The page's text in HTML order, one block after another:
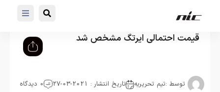
قیمت احتمالی ایرتگ مشخص شد
توسط :تیم تحریریه تاریخ انتشار : 2021-03-27
0 دیدگاه